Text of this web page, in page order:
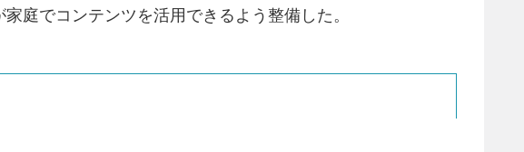
庭でコンテンツを活用できるよう整備した。